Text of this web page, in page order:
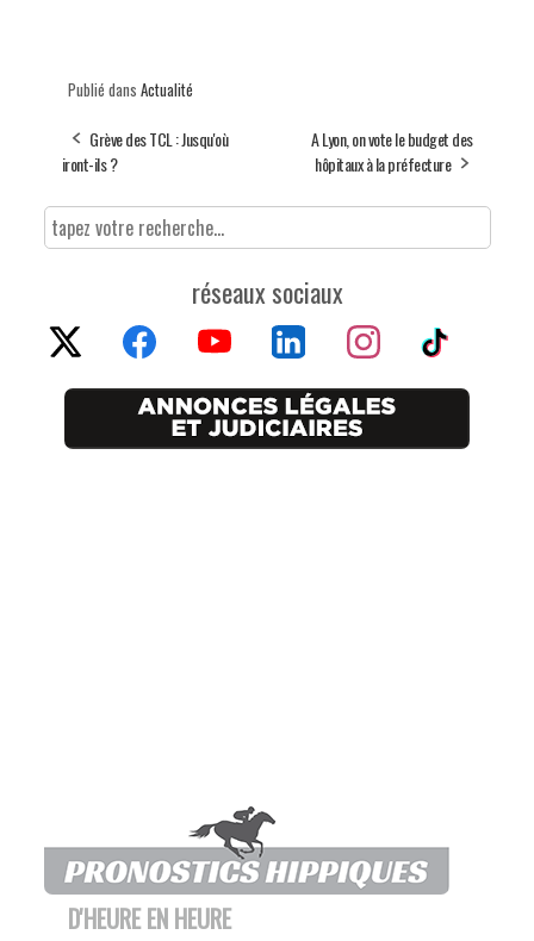
Publié dans Actualité
Grève des TCL : Jusqu'où
iront-ils ?
A Lyon, on vote le budget des
hôpitaux à la préfecture
réseaux sociaux
D'HEURE EN HEURE